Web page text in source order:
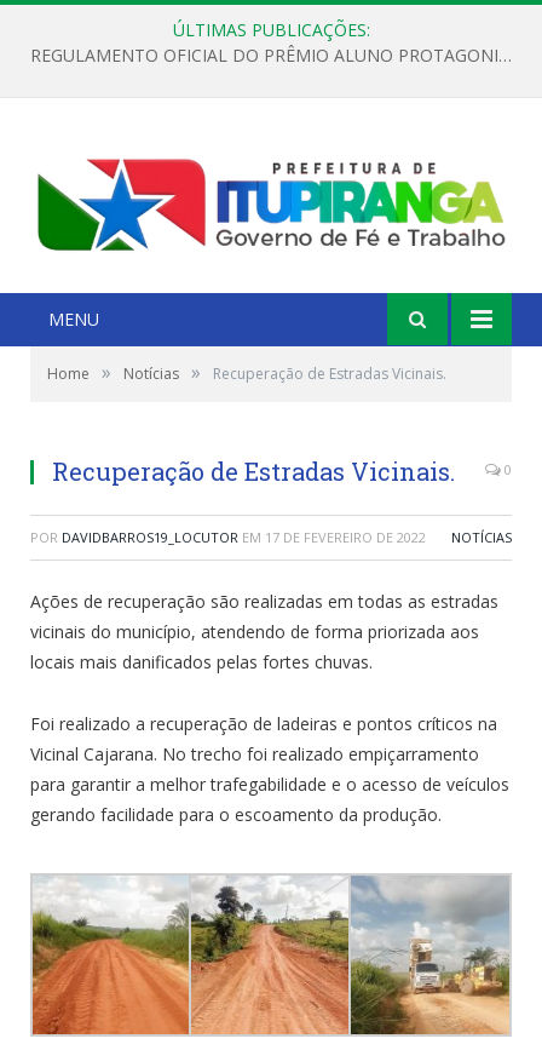
ÚLTIMAS PUBLICAÇÕES:
REGULAMENTO OFICIAL DO PRÊMIO ALUNO PROTAGONISTA – EDIÇÃO 2026
MENU
Home » Notícias » Recuperação de Estradas Vicinais.
Recuperação de Estradas Vicinais. 0
POR DAVIDBARROS19_LOCUTOR EM 17 DE FEVEREIRO DE 2022 NOTÍCIAS
Ações de recuperação são realizadas em todas as estradas
vicinais do município, atendendo de forma priorizada aos
locais mais danificados pelas fortes chuvas.
Foi realizado a recuperação de ladeiras e pontos críticos na
Vicinal Cajarana. No trecho foi realizado empiçarramento
para garantir a melhor trafegabilidade e o acesso de veículos
gerando facilidade para o escoamento da produção.